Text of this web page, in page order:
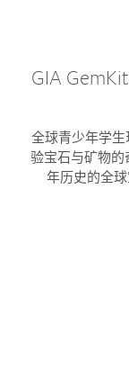
GIA
全球青少年学
验宝石与矿物的
年历史的全